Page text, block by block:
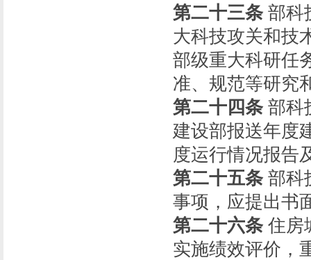
第二十三条 部科
大科技攻关和技
部级重大科研任
准、规范等研究
第二十四条 部科
建设部报送年度
度运行情况报告
第二十五条 部科
事项，应提出书
第二十六条 住房
实施绩效评价，